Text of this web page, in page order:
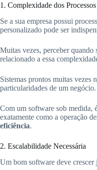
1. Complexidade dos
Se a sua empresa possui
personalizado pode ser
Muitas vezes, perceber quando
relacionado a essa
Sistemas prontos muitas vezes
particularidades de um negócio.
Com um software sob medida,
exatamente como a operação
eficiência.
2. Escalabilidade Necessária
Um bom software deve crescer